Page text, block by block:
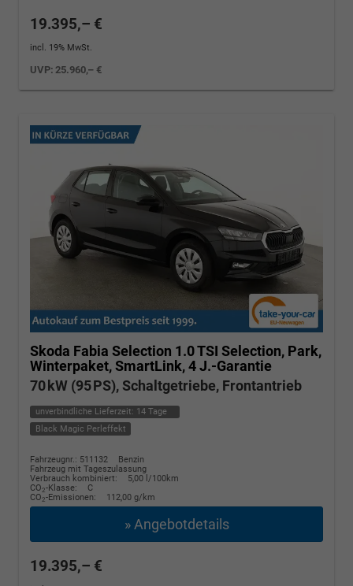
19.395,– €
incl. 19% MwSt.
UVP:25.960,– €
Skoda Fabia Selection 1.0 TSI Selection, Park,
Winterpaket, SmartLink, 4 J.-Garantie
70 kW (95 PS), Schaltgetriebe, Frontantrieb
unverbindliche Lieferzeit: 14 Tage
Black Magic Perleffekt
Fahrzeugnr.: 511132
Benzin
Fahrzeug mit Tageszulassung
Verbrauch kombiniert:
5,00 l/100km
CO2-Klasse:
C
CO2-Emissionen: 112,00 g/km
» Angebotdetails
19.395,– €